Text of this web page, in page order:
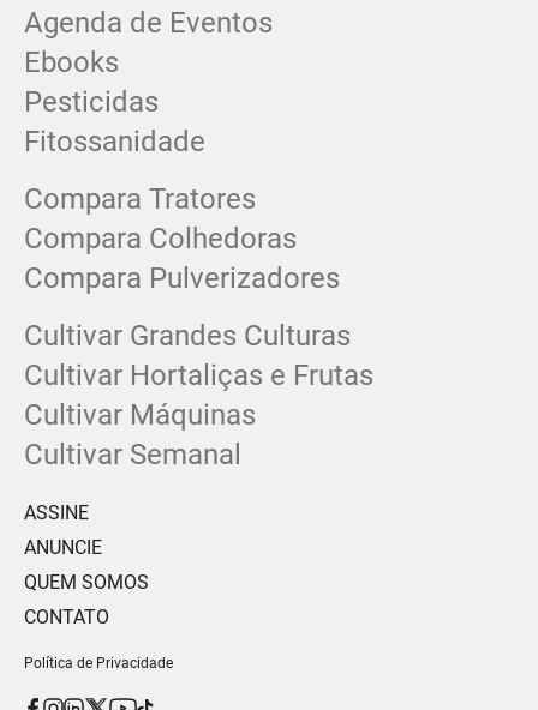
Agenda de Eventos
Ebooks
Pesticidas
Fitossanidade
Compara Tratores
Compara Colhedoras
Compara Pulverizadores
Cultivar Grandes Culturas
Cultivar Hortaliças e Frutas
Cultivar Máquinas
Cultivar Semanal
ASSINE
ANUNCIE
QUEM SOMOS
CONTATO
Política de Privacidade